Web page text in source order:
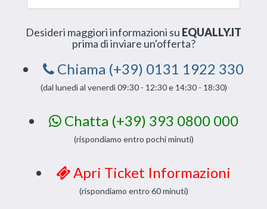
Desideri maggiori informazioni su EQUALLY.IT
prima di inviare un'offerta?
Chiama (+39) 0131 1922 330
(dal lunedì al venerdì 09:30 - 12:30 e 14:30 - 18:30)
Chatta (+39) 393 0800 000
(rispondiamo entro pochi minuti)
Apri Ticket Informazioni
(rispondiamo entro 60 minuti)